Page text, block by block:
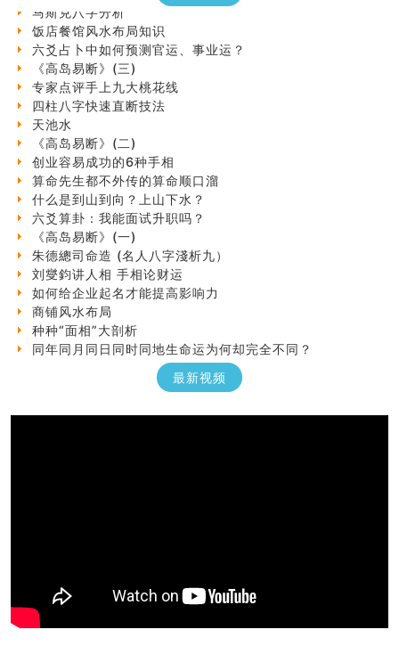
饭店餐馆风水布局知识
六爻占卜中如何预测官运、事业运？
《高岛易断》(三)
专家点评手上九大桃花线
四柱八字快速直断技法
天池水
《高岛易断》(二)
创业容易成功的6种手相
算命先生都不外传的算命顺口溜
什么是到山到向？上山下水？
六爻算卦：我能面试升职吗？
《高岛易断》(一)
朱德總司命造 (名⼈⼋字淺析九）
刘燮鈞讲人相 手相论财运
如何给企业起名才能提高影响力
商铺风水布局
种种“面相”大剖析
同年同月同日同时同地生命运为何却完全不同？
商舖大門的風水原則 (上)
家居常見風水形煞及化解方法 (三)
天要下雨娘要嫁人
套房風水怎麼看？ 租屋風水禁忌有哪些？搬家禁忌要注
意！
最新视频